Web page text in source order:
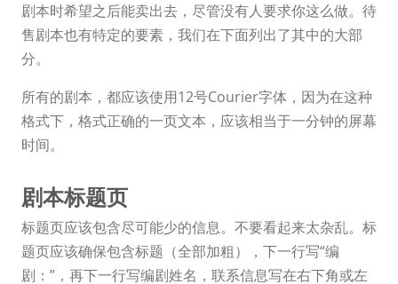
剧本时希望之后能卖出去，尽管没有人要求你这么做。待
售剧本也有特定的要素，我们在下面列出了其中的大部
分。
所有的剧本，都应该使用12号Courier字体，因为在这种
格式下，格式正确的一页文本，应该相当于一分钟的屏幕
时间。
剧本标题页
标题页应该包含尽可能少的信息。不要看起来太杂乱。标
题页应该确保包含标题（全部加粗），下一行写“编
剧：”，再下一行写编剧姓名，联系信息写在右下角或左